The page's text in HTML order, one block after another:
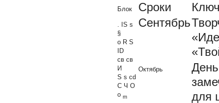
Блок Сроки
. IS s
§
о R S
ID
св св
И
S s cd
С Ч О
о m
Сентябрь
Октябрь
для